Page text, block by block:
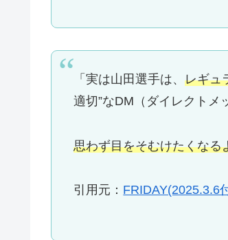
「実は山田選手は、レギュ
適切”なDM（ダイレクトメ
思わず目をそむけたくなる
引用元： FRIDAY(2025.3.6